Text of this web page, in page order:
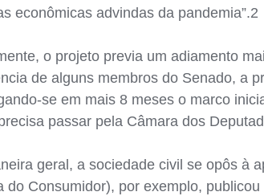
econômicas advindas da pandemia”.2
o projeto previa um adiamento
de alguns membros do Senado, a
se em mais 8 meses o marco
passar pela Câmara dos
geral, a sociedade civil se opôs à
do Consumidor), por exemplo,